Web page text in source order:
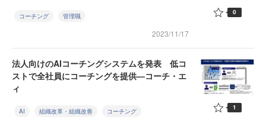
コーチング 管理職
2023/11/17
0
法人向けのAIコーチングシステムを発表 低コ
ストで全社員にコーチングを提供—コーチ・エ
ィ
AI 組織改革・組織改善 コーチング 1